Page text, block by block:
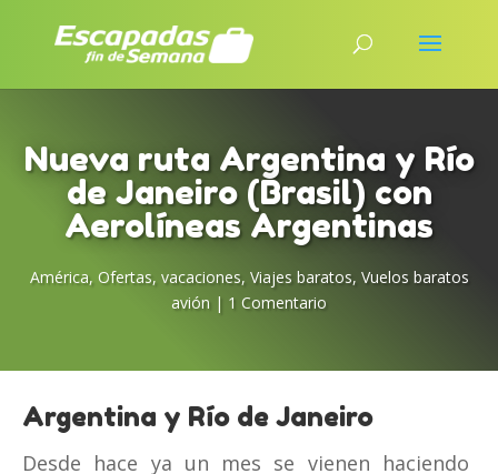
Nueva ruta Argentina y Río
de Janeiro (Brasil) con
Aerolíneas Argentinas
América, Ofertas, vacaciones, Viajes baratos, Vuelos baratos
avión | 1 Comentario
Argentina y Río de Janeiro
Desde hace ya un mes se vienen haciendo